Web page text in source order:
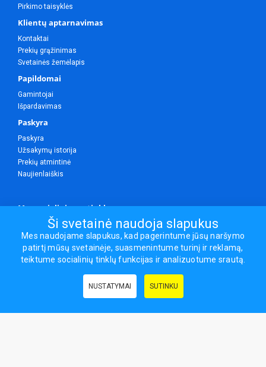
Pirkimo taisyklės
Klientų aptarnavimas
Kontaktai
Prekių grąžinimas
Svetainės žemėlapis
Papildomai
Gamintojai
Išpardavimas
Paskyra
Paskyra
Užsakymų istorija
Prekių atmintinė
Naujienlaiškis
Mes socialiniuose tinkluose
Visos teisės saugomos.
Sporto ir laisvalaikio prekės, maisto papildai - erasportas.lt © 2026
Ši svetainė naudoja slapukus
Mes naudojame slapukus, kad pagerintume jūsų naršymo
patirtį mūsų svetainėje, suasmenintume turinį ir reklamą,
teiktume socialinių tinklų funkcijas ir analizuotume srautą.
NUSTATYMAI SUTINKU